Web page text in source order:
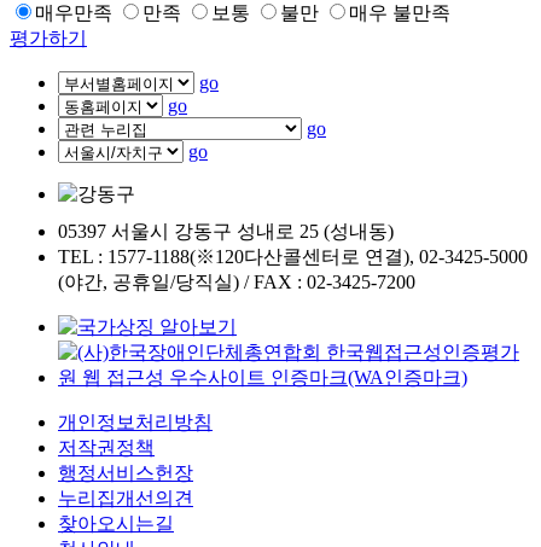
매우만족 만족 보통 불만
매우 불만족
평가하기
go
go
go
go
05397 서울시 강동구 성내로 25 (성내동)
TEL : 1577-1188(※120다산콜센터로 연결), 02-3425-5000
(야간, 공휴일/당직실) / FAX : 02-3425-7200
개인정보처리방침
저작권정책
행정서비스헌장
누리집개선의견
찾아오시는길